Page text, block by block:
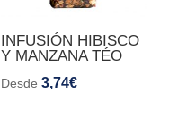
INFUSIÓN HIBISCO
Y MANZANA TÉO
Desde3,74€